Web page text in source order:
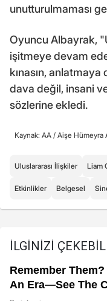
unutturulmaması
Oyuncu Albayrak,
işitmeye devam
kınasın,
dava değil, insani
sözlerine ekledi.
Kaynak: AA / Aişe Hümeyra
Uluslararası İlişkiler Liam
Etkinlikler Belgesel